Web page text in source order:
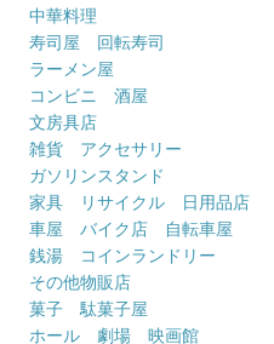
中華料理
寿司屋 回転寿司
ラーメン屋
コンビニ 酒屋
文房具店
雑貨 アクセサリー
ガソリンスタンド
家具 リサイクル 日用品店
車屋 バイク店 自転車屋
銭湯 コインランドリー
その他物販店
菓子 駄菓子屋
ホール 劇場 映画館